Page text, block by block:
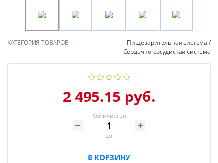
КАТЕГОРИЯ ТОВАРОВ
Пищеварительная система /
Сердечно-сосудистая система
2 495.15 руб.
Количество
шт
В КОРЗИНУ